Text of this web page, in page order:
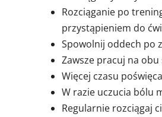
Rozciąganie po
przystąpieniem do
Spowolnij oddech po
Zawsze pracuj na
Więcej czasu
W razie uczucia bólu
Regularnie rozciągaj